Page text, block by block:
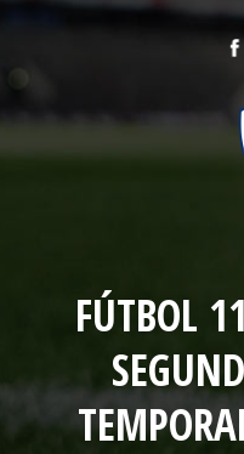
FÚTBOL